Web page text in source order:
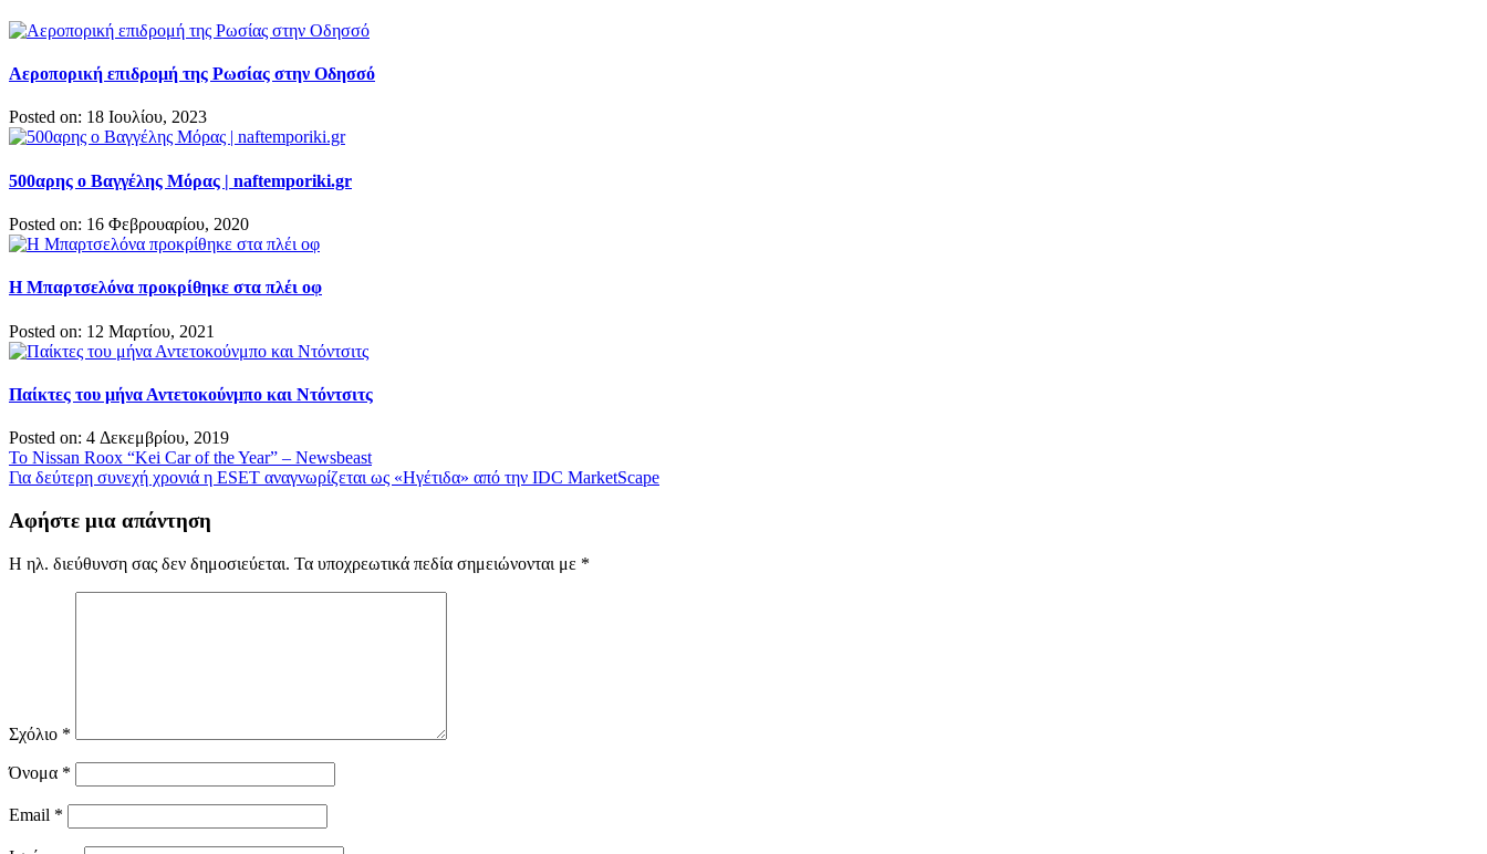
Αεροπορική επιδρομή της Ρωσίας στην Οδησσό
Posted on: 18 Ιουλίου, 2023
500αρης ο Βαγγέλης Μόρας | naftemporiki.gr
Posted on: 16 Φεβρουαρίου, 2020
Η Μπαρτσελόνα προκρίθηκε στα πλέι οφ
Posted on: 12 Μαρτίου, 2021
Παίκτες του μήνα Αντετοκούνμπο και Ντόντσιτς
Posted on: 4 Δεκεμβρίου, 2019
Πλοήγηση
άρθρων
Το Nissan Roox “Kei Car of the Year” – Newsbeast
Για δεύτερη συνεχή χρονιά η ESET αναγνωρίζεται ως «Ηγέτιδα» από την IDC MarketScape
Αφήστε μια απάντηση
Η ηλ. διεύθυνση σας δεν δημοσιεύεται. Τα υποχρεωτικά πεδία σημειώνονται με *
Σχόλιο *
Όνομα *
Email *